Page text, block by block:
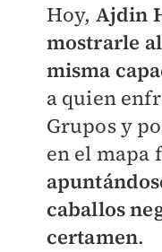
Hoy, Ajdin
mostrarle
misma
a quien
Grupos y
en el mapa
caballos
certamen.